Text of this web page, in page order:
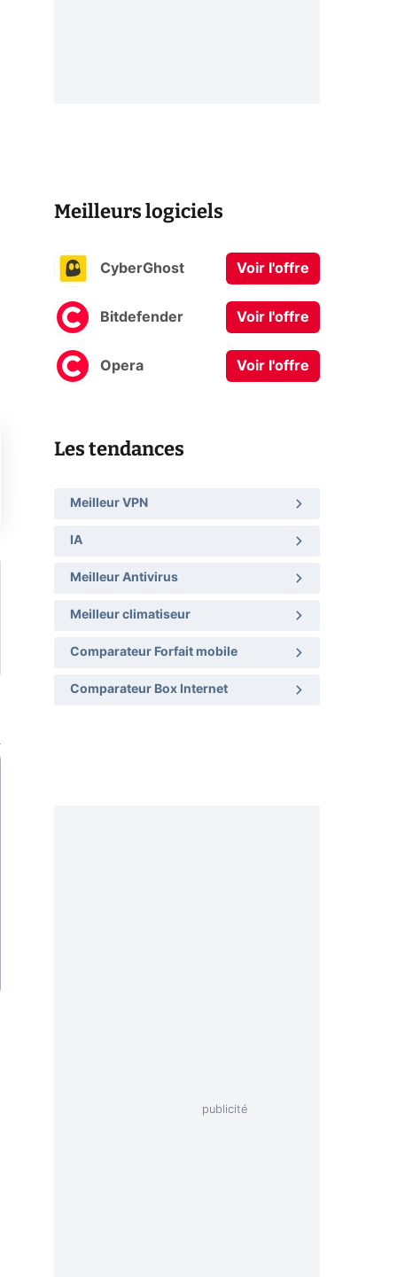
Meilleurs logiciels
CyberGhost Voir l'offre
Bitdefender Voir l'offre
Opera Voir l'offre
Les tendances
Meilleur VPN
IA
Meilleur Antivirus
Meilleur climatiseur
Comparateur Forfait mobile
Comparateur Box Internet